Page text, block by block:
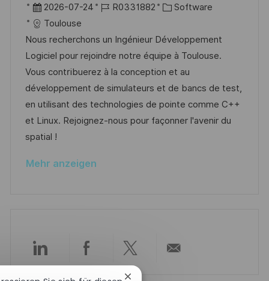
u
g
r
t
D
a
t
u
m
d
e
r
V
r
t
2026-07-24
J
b
-
I
D
R0331882
K
t
e
g
o
r
i
Software
Toulouse
Nous recherchons un Ingénieur Développement
Logiciel pour rejoindre notre équipe à Toulouse.
Vous contribuerez à la conception et au
développement de simulateurs et de bancs de test,
en utilisant des technologies de pointe comme C++
et Linux. Rejoignez-nous pour façonner l'avenir du
spatial !
Mehr anzeigen
Über
Über
Über